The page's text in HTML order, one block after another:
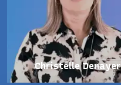
Christelle Denayer